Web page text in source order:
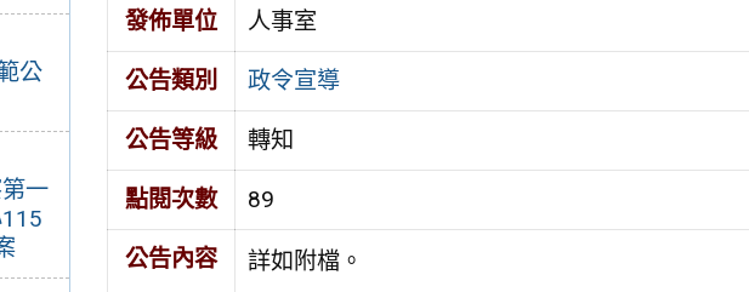
公
一
發佈單位 人事室
公告類別 政令宣導
公告等級 轉知
點閱次數 89
公告內容 詳如附檔。